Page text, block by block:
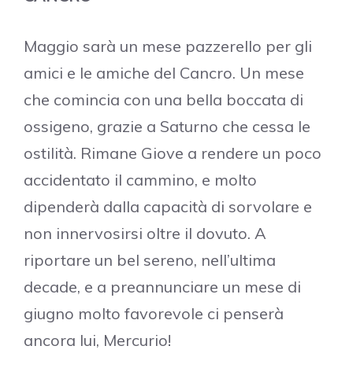
Maggio sarà un mese pazzerello per gli
amici e le amiche del Cancro. Un mese
che comincia con una bella boccata di
ossigeno, grazie a Saturno che cessa le
ostilità. Rimane Giove a rendere un poco
accidentato il cammino, e molto
dipenderà dalla capacità di sorvolare e
non innervosirsi oltre il dovuto. A
riportare un bel sereno, nell’ultima
decade, e a preannunciare un mese di
giugno molto favorevole ci penserà
ancora lui, Mercurio!